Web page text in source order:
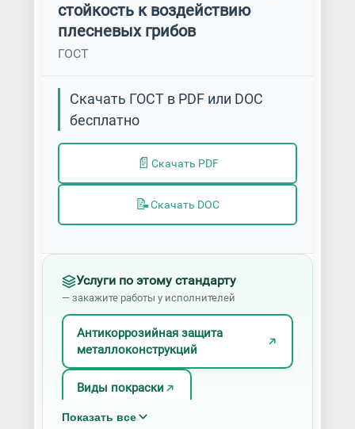
стойкость к воздействию
плесневых грибов
ГОСТ
Скачать ГОСТ в PDF или DOC
бесплатно
📄 Скачать PDF
📝Скачать DOC
Услуги по этому стандарту
— закажите работы у исполнителей
Антикоррозийная защита
металлоконструкций
Виды покраски
Показать все